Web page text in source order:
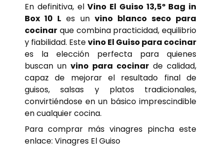
En definitiva, elVino El Guiso 13,5º Bag in
Box 10 L es un vino blanco seco para
cocinar que combina practicidad, equilibrio
y fiabilidad. Estevino El Guiso para cocinar
es la elección perfecta para quienes
buscan un vino para cocinar de calidad,
capaz de mejorar el resultado final de
guisos, salsas y platos tradicionales,
convirtiéndose en un básico imprescindible
en cualquier cocina.
Para comprar más vinagres pincha este
enlace: Vinagres El Guiso